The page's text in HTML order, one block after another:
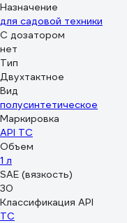
Назначение
для садовой техники
С дозатором
нет
Тип
Двухтактное
Вид
полусинтетическое
Маркировка
API TC
Объем
1 л
SAE (вязкость)
30
Классификация API
TC